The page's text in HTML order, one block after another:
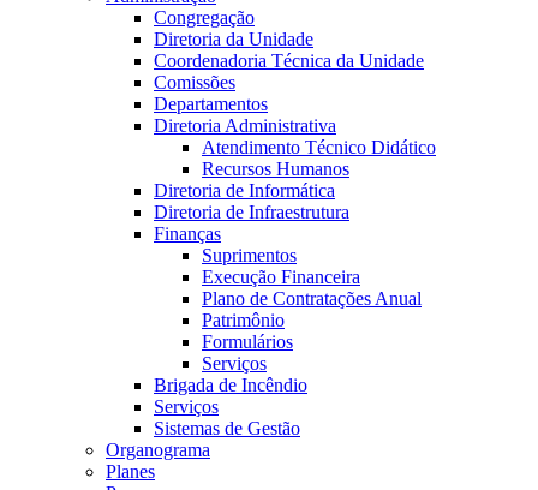
Congregação
Diretoria da Unidade
Coordenadoria Técnica da Unidade
Comissões
Departamentos
Diretoria Administrativa
Atendimento Técnico Didático
Recursos Humanos
Diretoria de Informática
Diretoria de Infraestrutura
Finanças
Suprimentos
Execução Financeira
Plano de Contratações Anual
Patrimônio
Formulários
Serviços
Brigada de Incêndio
Serviços
Sistemas de Gestão
Organograma
Planes